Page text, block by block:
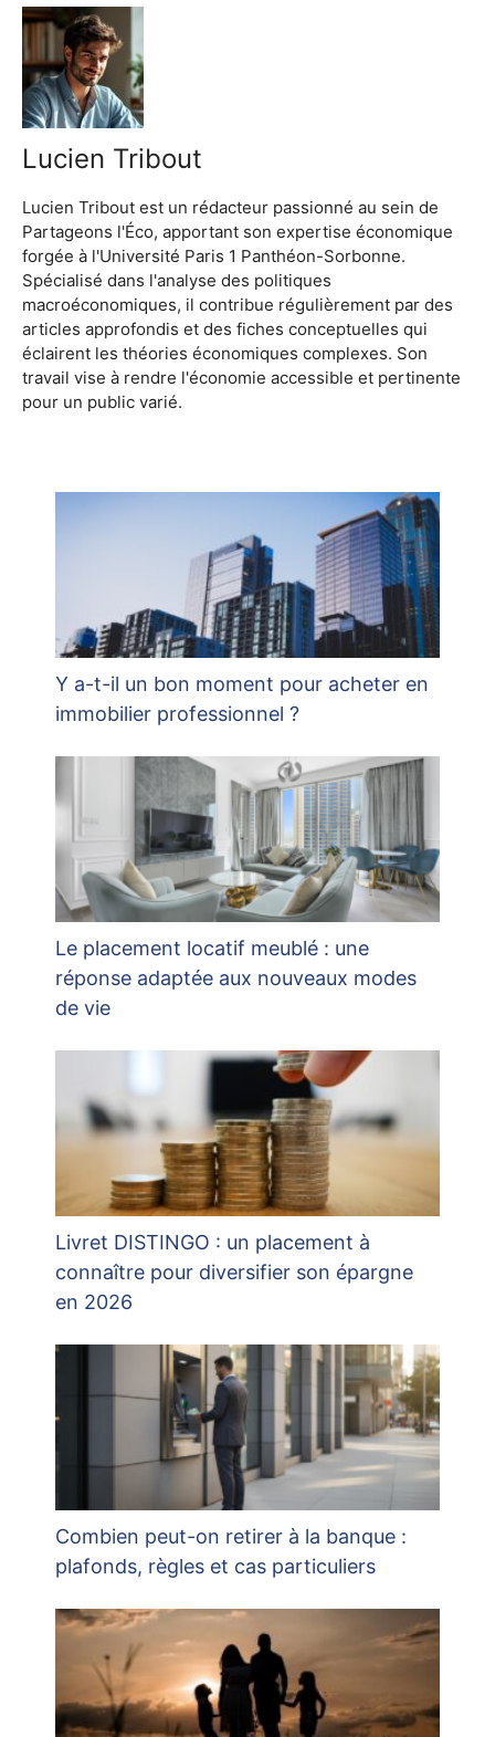
Lucien Tribout
Lucien Tribout est un rédacteur passionné au sein de
Partageons l'Éco, apportant son expertise économique
forgée à l'Université Paris 1 Panthéon-Sorbonne.
Spécialisé dans l'analyse des politiques
macroéconomiques, il contribue régulièrement par des
articles approfondis et des fiches conceptuelles qui
éclairent les théories économiques complexes. Son
travail vise à rendre l'économie accessible et pertinente
pour un public varié.
Y a-t-il un bon moment pour acheter en
immobilier professionnel ?
Le placement locatif meublé : une
réponse adaptée aux nouveaux modes
de vie
Livret DISTINGO : un placement à
connaître pour diversifier son épargne
en 2026
Combien peut-on retirer à la banque :
plafonds, règles et cas particuliers